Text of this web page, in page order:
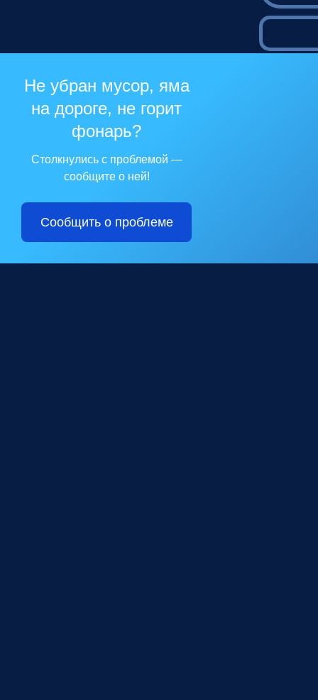
Не убран мусор, яма
на дороге, не горит
фонарь?
Столкнулись с проблемой —
сообщите о ней!
Сообщить о проблеме